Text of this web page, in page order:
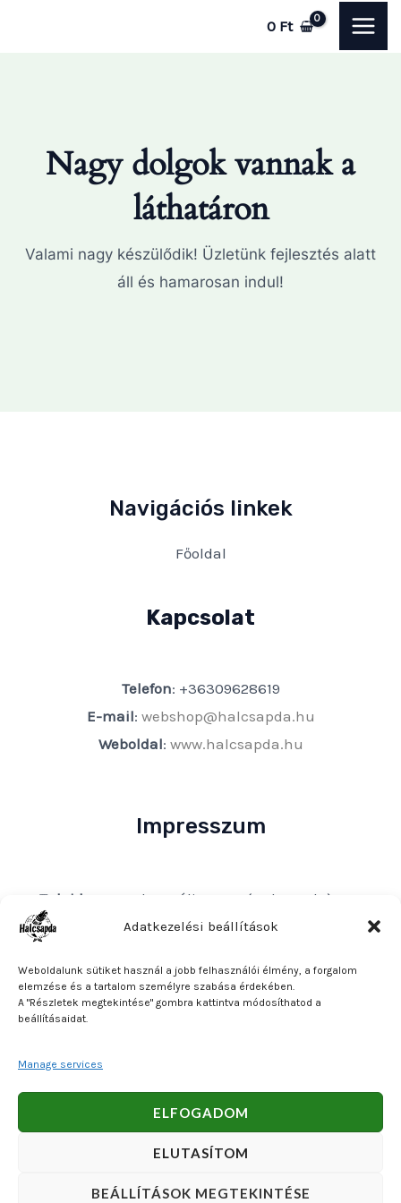
Adatkezelési beállítások
Weboldalunk sütiket használ a jobb felhasználói élmény, a forgalom
elemzése és a tartalom személyre szabása érdekében.
A "Részletek megtekintése" gombra kattintva módosíthatod a
beállításaidat.
Manage services
ELFOGADOM
ELUTASÍTOM
BEÁLLÍTÁSOK MEGTEKINTÉSE
0 Ft
Nagy dolgok vannak a
láthatáron
Valami nagy készülődik! Üzletünk fejlesztés alatt
áll és hamarosan indul!
Navigációs linkek
Főoldal
Kapcsolat
Telefon: +36309628619
E-mail: webshop@halcsapda.hu
Weboldal: www.halcsapda.hu
Impresszum
Tulajdonos
: Bakos Bálint E. V. (Halcsapda)
Székhely és postacím: 2890 Tata, Nyárfa u. 7.
Közösségi adószám: HU90921379
Bankszámlaszám: OTP Bank 11740047-27102600
by Bakos Bálint E. V. (Halcsapda).